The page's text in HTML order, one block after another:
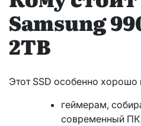
Samsung
2TB
Этот SSD особенно хорошо
геймерам,
современный